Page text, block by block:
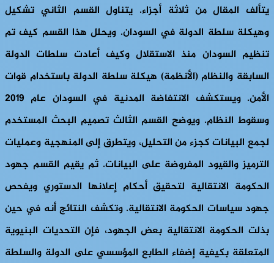
يتألف المقال من ثلاثة أجزاء. يتناول القسم الثاني تشكيل
وهيكلة سلطة الدولة في السودان. ويحلل هذا القسم كيف تم
تنظيم السودان منذ الاستقلال وكيف أعادت سلطات الدولة
السابقة والنظام (الأنظمة) هيكلة سلطة الدولة باستخدام قوات
الأمن. ويستكشف الانتفاضة المدنية في السودان عام 2019
وسقوط النظام. ويوضح القسم الثالث تصميم البحث المستخدم
لجمع البيانات كجزء من التحليل، ويتطرق إلى المنهجية وعمليات
الترميز والقيود المفروضة على البيانات. ثم يقيم القسم جهود
الحكومة الانتقالية لتحقيق أحكام إعلانها الدستوري ويفحص
جهود سياسات الحكومة الانتقالية. وتكشف النتائج أنه في حين
بذلت الحكومة الانتقالية بعض الجهود، فإن التحديات البنيوية
المتعلقة بكيفية إضفاء الطابع المؤسسي على الدولة والسلطة